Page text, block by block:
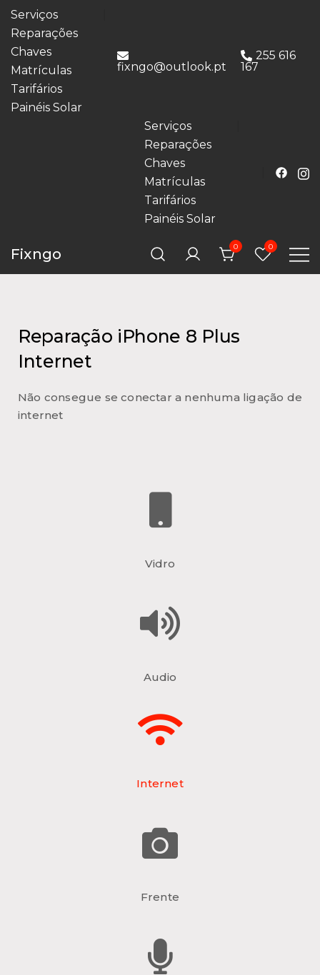
Serviços
Reparações
Chaves
Matrículas
Tarifários
Painéis Solar
fixngo@outlook.pt
255 616
167
Serviços
Reparações
Chaves
Matrículas
Tarifários
Painéis Solar
Fixngo 0 0
Reparação iPhone 8 Plus
Internet
Não consegue se conectar a nenhuma ligação de
internet
Vidro
Audio
Internet
Frente